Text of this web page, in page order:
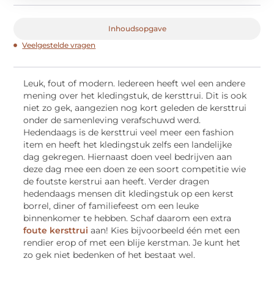
Inhoudsopgave
Veelgestelde vragen
Leuk, fout of modern. Iedereen heeft wel een andere
mening over het kledingstuk, de kersttrui. Dit is ook
niet zo gek, aangezien nog kort geleden de kersttrui
onder de samenleving verafschuwd werd.
Hedendaags is de kersttrui veel meer een fashion
item en heeft het kledingstuk zelfs een landelijke
dag gekregen. Hiernaast doen veel bedrijven aan
deze dag mee een doen ze een soort competitie wie
de foutste kerstrui aan heeft. Verder dragen
hedendaags mensen dit kledingstuk op een kerst
borrel, diner of familiefeest om een leuke
binnenkomer te hebben. Schaf daarom een extra
foute kersttrui aan! Kies bijvoorbeeld één met een
rendier erop of met een blije kerstman. Je kunt het
zo gek niet bedenken of het bestaat wel.